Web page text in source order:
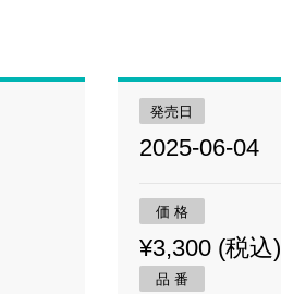
発売日
2025-06-04
価 格
¥3,300 (税込)
品 番